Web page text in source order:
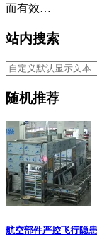
而有效…
站内搜索
随机推荐
航空部件严控飞行隐